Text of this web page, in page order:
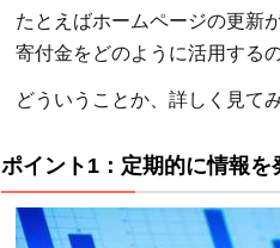
ント
2：
の使
説明
され
てい
たとえばホームページの更新
寄付金をどのように活用する
どういうことか、詳しく見て
ポイント1：定期的に情報を